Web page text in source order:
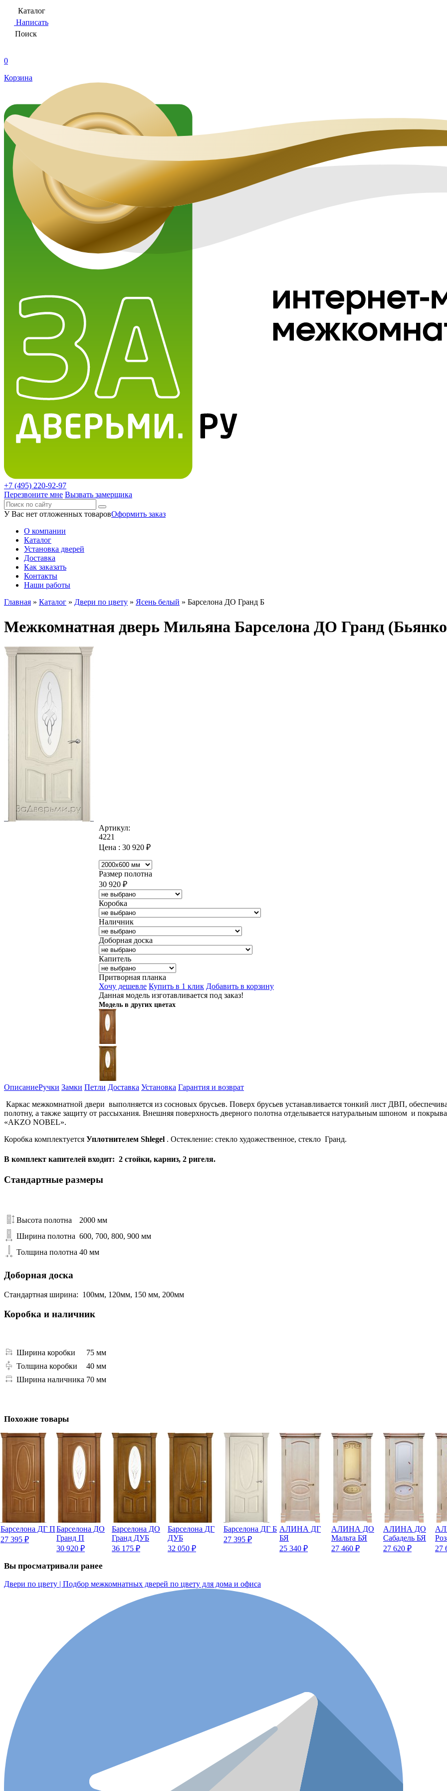
Каталог
Написать
Поиск
0
Корзина
+7 (495) 220-92-97
Перезвоните мне Вызвать замерщика
У Вас нет отложенных товаровОформить заказ
О компании
Каталог
Установка дверей
Доставка
Как заказать
Контакты
Наши работы
Главная » Каталог » Двери по цвету » Ясень белый » Барселона ДО Гранд Б
Межкомнатная дверь Мильяна Барселона ДО Гранд
Артикул:
4221
Цена : 30 920 ₽
Размер полотна
30 920 ₽
Коробка
Наличник
Доборная доска
Капитель
Притворная планка
Хочу дешевле Купить в 1 клик Добавить в корзину
Данная модель изготавливается под заказ!
Модель в других цветах
ОписаниеРучки Замки Петли Доставка Установка Гарантия и возврат
Каркас межкомнатной двери выполняется из сосновых брусьев. Поверх брусьев устанавливается тонкий лист ДВП,
полотну, а также защиту от рассыхания. Внешняя поверхность дверного полотна отделывается натуральным шпоном и
«AKZO NOBEL».
Коробка комплектуется Уплотнителем Shlegel . Остекление: стекло художественное, стекло Гранд.
В комплект капителей входит: 2 стойки, карниз, 2 ригеля.
Стандартные размеры
Высота полотна
2000 мм
Ширина полотна 600, 700, 800, 900 мм
Толщина полотна 40 мм
Доборная доска
Стандартная ширина: 100мм, 120мм, 150 мм, 200мм
Коробка и наличник
Ширина коробки
75 мм
Толщина коробки
40 мм
Ширина наличника 70 мм
Похожие товары
Барселона ДГ П
27 395 ₽
Барселона ДО
Гранд П
30 920 ₽
Барселона ДО
Гранд ДУБ
36 175 ₽
Барселона ДГ
ДУБ
32 050 ₽
Барселона ДГ Б
27 395 ₽
АЛИНА ДГ
БЯ
25 340 ₽
АЛИНА ДО
Мальта БЯ
27 460 ₽
АЛИНА ДО
Сабадель БЯ
27 620 ₽
27
Вы просматривали ранее
Двери по цвету | Подбор межкомнатных дверей по цвету для дома и офиса